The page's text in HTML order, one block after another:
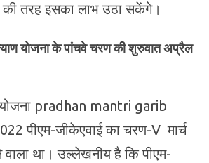
तरह इसका लाभ उठा सकेंगे।
योजना के पांचवे चरण की शुरुवात अप्रैल
योजना pradhan mantri garib
पीएम-जीकेएवाई का चरण-V मार्च
वाला था। उल्‍लेखनीय है कि पीएम-